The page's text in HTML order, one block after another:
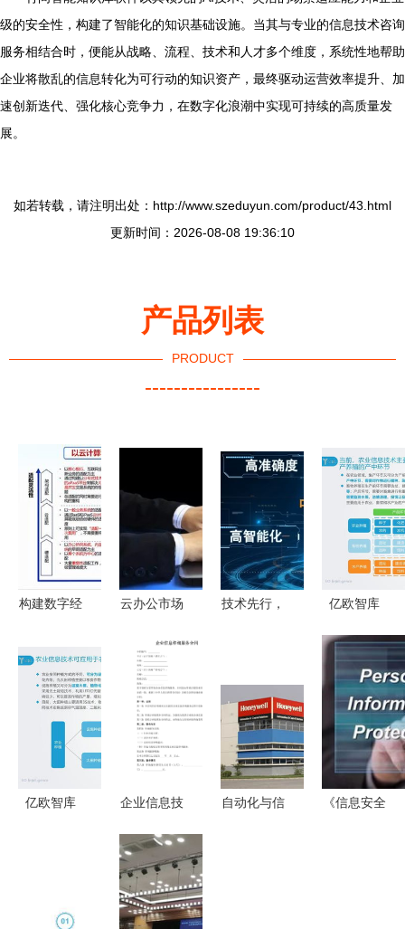
级的安全性，构建了智能化的知识基础设施。当其与专业的信息技术咨询
服务相结合时，便能从战略、流程、技术和人才多个维度，系统性地帮助
企业将散乱的信息转化为可行动的知识资产，最终驱动运营效率提升、加
速创新迭代、强化核心竞争力，在数字化浪潮中实现可持续的高质量发
展。
如若转载，请注明出处：http://www.szeduyun.com/product/43.html
更新时间：2026-08-08 19:36:10
产品列表
PRODUCT
----------------
构建数字经
字金融安全
底座 信息
技术咨询服
务的核心使
命
云办公市场
产品功能交
叉与信息技
术咨询服务
的新融合
技术先行，
第二届中国
行业媒体融
合发展创新
案例技术应
用类案例解
亿欧智库
技发展研究
报告——信
息技术咨询
服务的赋能
与创新
亿欧智库
发展中的关
企业信息技
合同
自动化与信
《信息安全